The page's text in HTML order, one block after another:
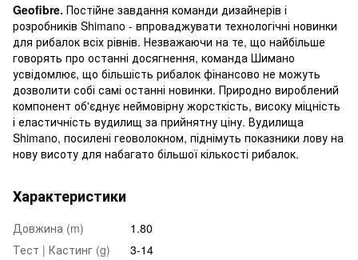
Geofibre. Постійне завдання команди дизайнерів і
розробників Shimano - впроваджувати технологічні новинки
для рибалок всіх рівнів. Незважаючи на те, що найбільше
говорять про останні досягнення, команда Шимано
усвідомлює, що більшість рибалок фінансово не можуть
дозволити собі самі останні новинки. Природно вироблений
компонент об'єднує неймовірну жорсткість, високу міцність
і еластичність вудилищ за прийнятну ціну. Вудилища
Shimano, посилені геоволокном, піднімуть показники лову на
нову висоту для набагато більшої кількості рибалок.
Характеристики
Довжина (m)
1.80
Тест | Кастинг (g)
3-14